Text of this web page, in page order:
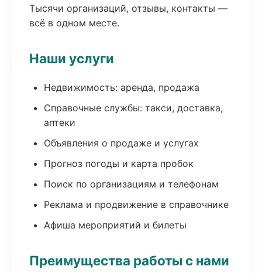
Тысячи организаций, отзывы, контакты —
всё в одном месте.
Наши услуги
Недвижимость: аренда, продажа
Справочные службы: такси, доставка,
аптеки
Объявления о продаже и услугах
Прогноз погоды и карта пробок
Поиск по организациям и телефонам
Реклама и продвижение в справочнике
Афиша мероприятий и билеты
Преимущества работы с нами